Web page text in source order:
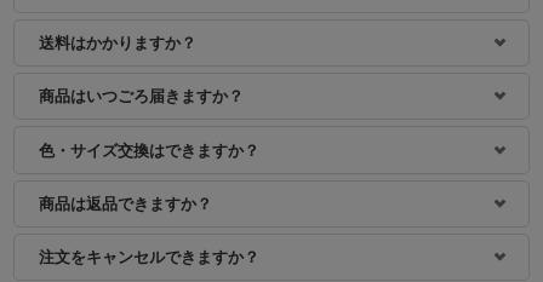
送料はかかりますか？
商品はいつごろ届きますか？
色・サイズ交換はできますか？
商品は返品できますか？
注文をキャンセルできますか？